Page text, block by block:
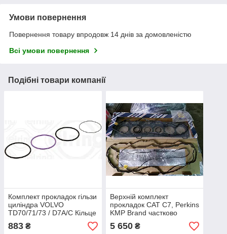
Умови повернення
Повернення товару впродовж 14 днів за домовленістю
Всі умови повернення
Подібні товари компанії
Комплект прокладок гільзи
циліндра VOLVO
TD70/71/73 / D7A/C Кільце
ущільнююче гільзи FL7,
FM7, FS7
883 ₴
Верхній комплект
прокладок CAT C7, Perkins
KMP Brand частково
розукомплектований
5 650₴